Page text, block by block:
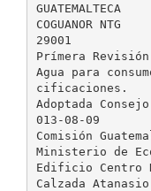
GUATEMALTECA
COGUANOR NTG
29001
Prímera Revisión
Agua para
cificaciones.
Adoptada
013-08-09
Comisión
Ministerio de
Edificio Centro
Calzada